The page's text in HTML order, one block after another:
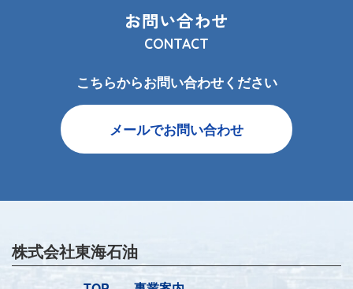
お問い合わせ
CONTACT
こちらからお問い合わせください
メールでお問い合わせ
株式会社東海石油